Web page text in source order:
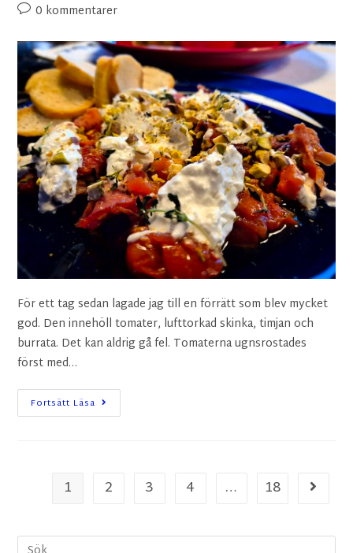
0 kommentarer
För ett tag sedan lagade jag till en förrätt som blev mycket
god. Den innehöll tomater, lufttorkad skinka, timjan och
burrata. Det kan aldrig gå fel. Tomaterna ugnsrostades
först med…
Fortsätt Läsa
1 2 3 4 … 18